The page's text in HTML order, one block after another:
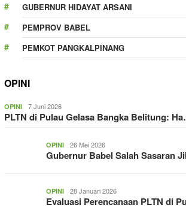
GUBERNUR HIDAYAT ARSANI
PEMPROV BABEL
PEMKOT PANGKALPINANG
OPINI
OPINI 7 Juni 2026
PLTN di Pulau Gelasa Bangka Belitung:
OPINI 26 Mei 2026
Gubernur Babel Salah Sasaran
OPINI 28 Januari 2026
Evaluasi Perencanaan PLTN di